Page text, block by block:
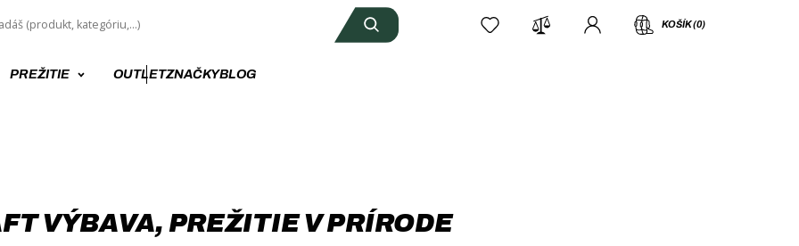
KOŠÍK (0)
PREŽITIE OUTLETZNAČKYBLOG
VÝBAVA, PREŽITIE V PRÍRODE